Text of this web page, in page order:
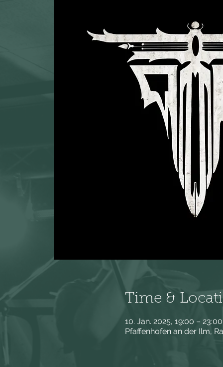
Time &
10. Jan. 2025, 19:00 – 23:00
Pfaffenhofen an der Ilm,